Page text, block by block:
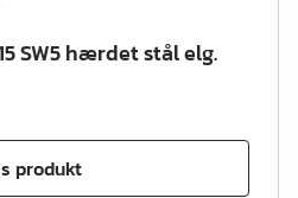
SW5 hærdet stål elg.
produkt